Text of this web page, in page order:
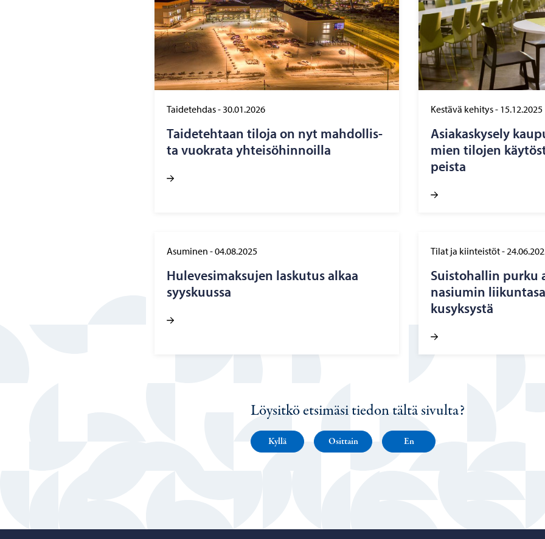
Taidetehdas-30.01.2026
Tai­de­teh­taan ti­lo­ja on nyt mah­dol­lis­
ta vuo­kra­ta yh­tei­sö­hin­noil­la
Kestävä kehitys- 15.12.2025
Asia­kas­ky­se­ly
mien ti­lo­jen
peis­ta
Asuminen -04.08.2025
Hu­le­ve­si­mak­su­jen las­ku­tus alkaa
syys­kuus­sa
Tilat ja kiinteistöt-
Suis­to­hal­lin purku
na­siu­min
kusyk­sys­tä
Löysitkö etsimäsi tiedon tältä sivulta?
Kyllä Osittain En